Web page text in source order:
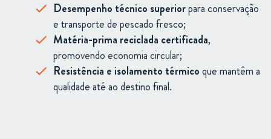
Desempenho técnico superiorpara conservação
e transporte de pescado fresco;
Matéria-prima reciclada certificada,
promovendo economia circular;
Resistência e isolamento térmicoque mantêm a
qualidade até ao destino final.